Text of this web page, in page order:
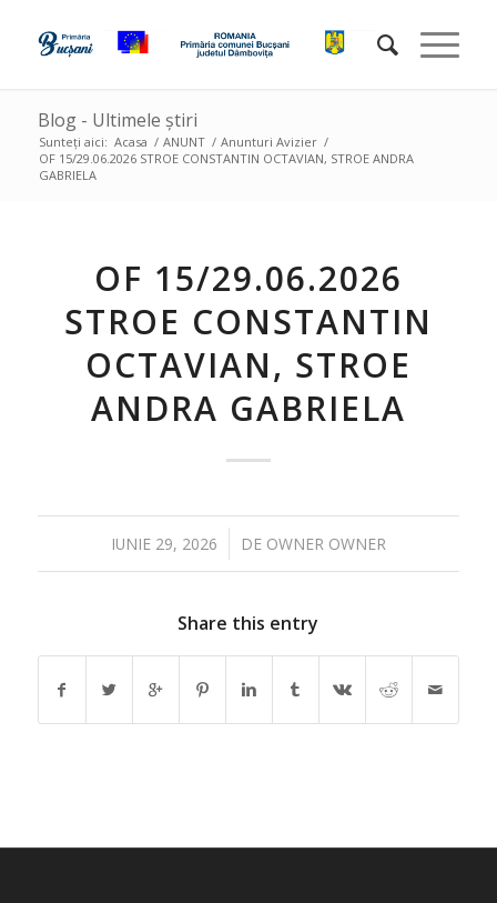
Blog - Ultimele știri
Sunteți aici: Acasa / ANUNT / Anunturi Avizier /
OF 15/29.06.2026 STROE CONSTANTIN OCTAVIAN, STROE ANDRA
GABRIELA
OF 15/29.06.2026
STROE CONSTANTIN
OCTAVIAN, STROE
ANDRA GABRIELA
IUNIE 29, 2026
/ DE OWNER OWNER
Share this entry